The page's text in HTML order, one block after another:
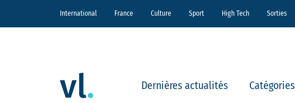
International France Culture Sport High Tech Sorties
Dernières actualités Catégories